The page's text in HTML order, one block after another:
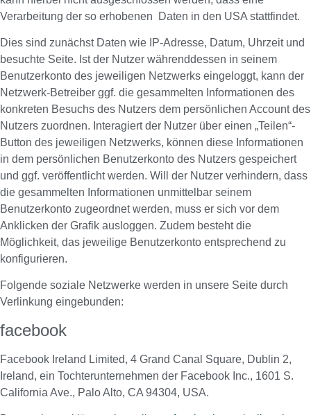
Verarbeitung der so erhobenen Daten in den USA stattfindet.
Dies sind zunächst Daten wie IP-Adresse, Datum, Uhrzeit und
besuchte Seite. Ist der Nutzer währenddessen in seinem
Benutzerkonto des jeweiligen Netzwerks eingeloggt, kann der
Netzwerk-Betreiber ggf. die gesammelten Informationen des
konkreten Besuchs des Nutzers dem persönlichen Account des
Nutzers zuordnen. Interagiert der Nutzer über einen „Teilen“-
Button des jeweiligen Netzwerks, können diese Informationen
in dem persönlichen Benutzerkonto des Nutzers gespeichert
und ggf. veröffentlicht werden. Will der Nutzer verhindern, dass
die gesammelten Informationen unmittelbar seinem
Benutzerkonto zugeordnet werden, muss er sich vor dem
Anklicken der Grafik ausloggen. Zudem besteht die
Möglichkeit, das jeweilige Benutzerkonto entsprechend zu
konfigurieren.
Folgende soziale Netzwerke werden in unsere Seite durch
Verlinkung eingebunden:
facebook
Facebook Ireland Limited, 4 Grand Canal Square, Dublin 2,
Ireland, ein Tochterunternehmen der Facebook Inc., 1601 S.
California Ave., Palo Alto, CA 94304, USA.